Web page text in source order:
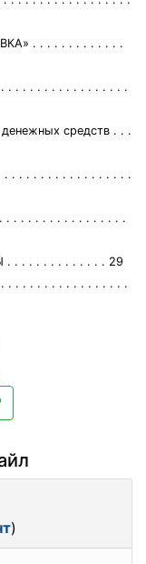
. . . . . . . . . . . . .
. . . . . . . . . . . . . . . . . .
средств . . .
. . . . . . . . . . . . . . . . .
. . . . . . . . . . . . . . . .
. . . . . . . . . . . . . 29
. . . . . . . . . . . . . . . .
)